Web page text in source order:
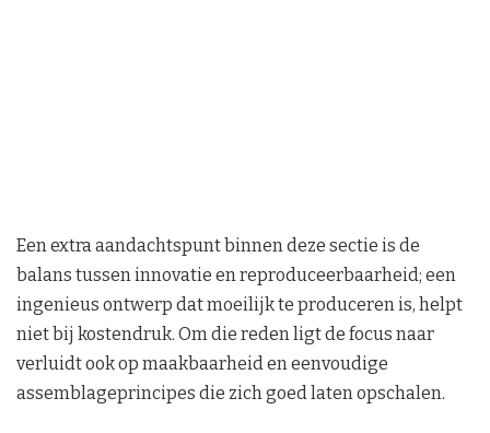
Een extra aandachtspunt binnen deze sectie is de
balans tussen innovatie en reproduceerbaarheid; een
ingenieus ontwerp dat moeilijk te produceren is, helpt
niet bij kostendruk. Om die reden ligt de focus naar
verluidt ook op maakbaarheid en eenvoudige
assemblageprincipes die zich goed laten opschalen.